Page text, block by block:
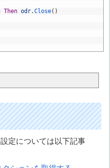
Then odr.Close( )
定については以下記事